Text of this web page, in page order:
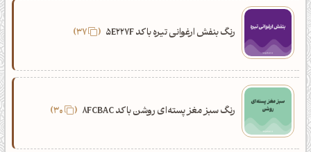
رنگ بنفش ارغوانی تیره با کد 5E227F 37
رنگ سبز مغز پسته‌ای روشن با کد 8FCBAC